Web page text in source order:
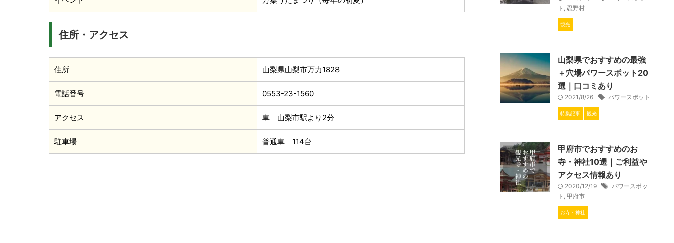
住所・アクセス
住所 山梨県山梨市万力1828
電話番号 0553-23-1560
アクセス 車 山梨市駅より2分
駐車場 普通車 114台
ト , 忍野村
観光
山梨県でおすすめの最強
＋穴場パワースポット20
選｜口コミあり
2021/8/26 パワースポット
特集記事 観光
甲府市でおすすめのお
寺・神社10選｜ご利益や
アクセス情報あり
2020/12/19
パワースポッ
ト , 甲府市
お寺・神社